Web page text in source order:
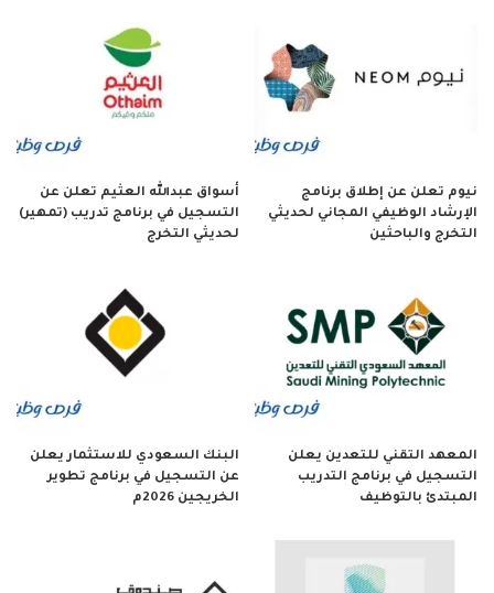
نيوم تعلن عن إطلاق برنامج
الإرشاد الوظيفي المجاني لحديثي
التخرج والباحثين
أسواق عبدالله العثيم تعلن عن
التسجيل في برنامج تدريب (تمهير)
لحديثي التخرج
المعهد التقني للتعدين يعلن
التسجيل في برنامج التدريب
المبتدئ بالتوظيف
البنك السعودي للاستثمار يعلن
عن التسجيل في برنامج تطوير
الخريجين 2026م